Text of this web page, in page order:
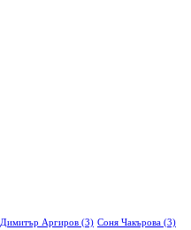
Димитър Аргиров (3) Соня Чакърова (3)